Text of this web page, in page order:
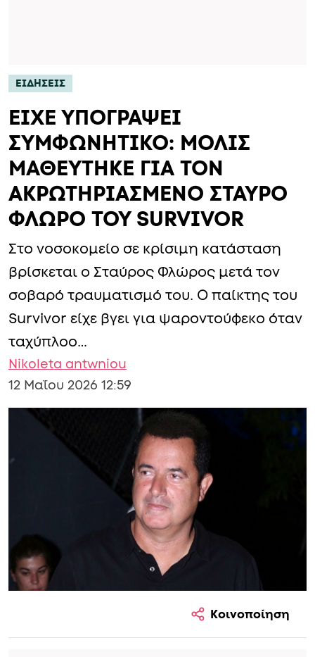
ΕΙΔΗΣΕΙΣ
ΕΙΧΕ ΥΠΟΓΡΑΨΕΙ
ΣΥΜΦΩΝΗΤΙΚΟ: ΜΟΛΙΣ
ΜΑΘΕΥΤΗΚΕ ΓΙΑ ΤΟΝ
ΑΚΡΩΤΗΡΙΑΣΜΕΝΟ ΣΤΑΥΡΟ
ΦΛΩΡΟ ΤΟΥ SURVIVOR
Στο νοσοκομείο σε κρίσιμη κατάσταση
βρίσκεται ο Σταύρος Φλώρος μετά τον
σοβαρό τραυματισμό του. Ο παίκτης του
Survivor είχε βγει για ψαροντούφεκο όταν
ταχύπλοο…
Nikoleta antwniou
12 Μαΐου 2026 12:59
Κοινοποίηση